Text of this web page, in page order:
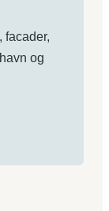
facader,
og